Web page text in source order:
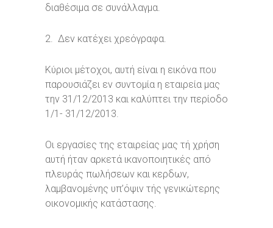
διαθέσιμα σε συνάλλαγμα.
2. Δεν κατέχει χρεόγραφα.
Κύριοι μέτοχοι, αυτή είναι η εικόνα που
παρουσιάζει εν συντομία η εταιρεία μας
την 31/12/2013 και καλύπτει την περίοδο
1/1- 31/12/2013.
Οι εργασίες της εταιρείας μας τή χρήση
αυτή ήταν αρκετά ικανοποιητικές από
πλευράς πωλήσεων και κερδων,
λαμβανομένης υπ’όψιν τής γενικώτερης
οικονομικής κατάστασης.